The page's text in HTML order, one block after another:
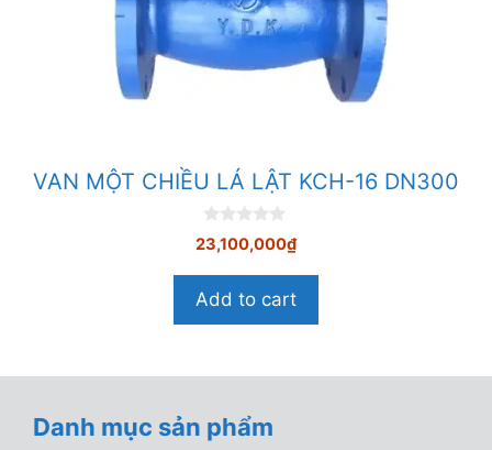
VAN MỘT CHIỀU LÁ LẬT KCH-16 DN300
0
n
à
5
23,100,000₫
Add to cart
Danh mục sản phẩm